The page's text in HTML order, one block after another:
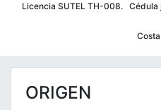
Licencia SUTEL TH-008.
ORIGEN